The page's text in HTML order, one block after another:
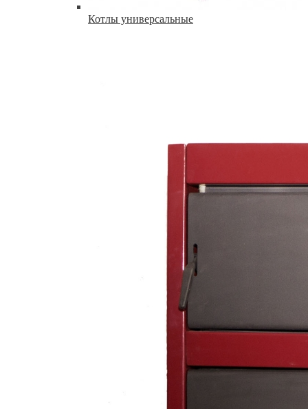
Котлы универсальные